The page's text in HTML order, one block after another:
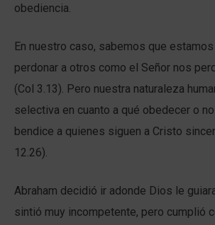
obediencia.
En nuestro caso, sabemos que
perdonar a otros como el Señor nos
(Col 3.13). Pero nuestra naturaleza
selectiva en cuanto a qué obedecer o
bendice a quienes siguen a Cristo
12.26).
Abraham decidió ir adonde Dios le
sintió muy incompetente, pero cumplió